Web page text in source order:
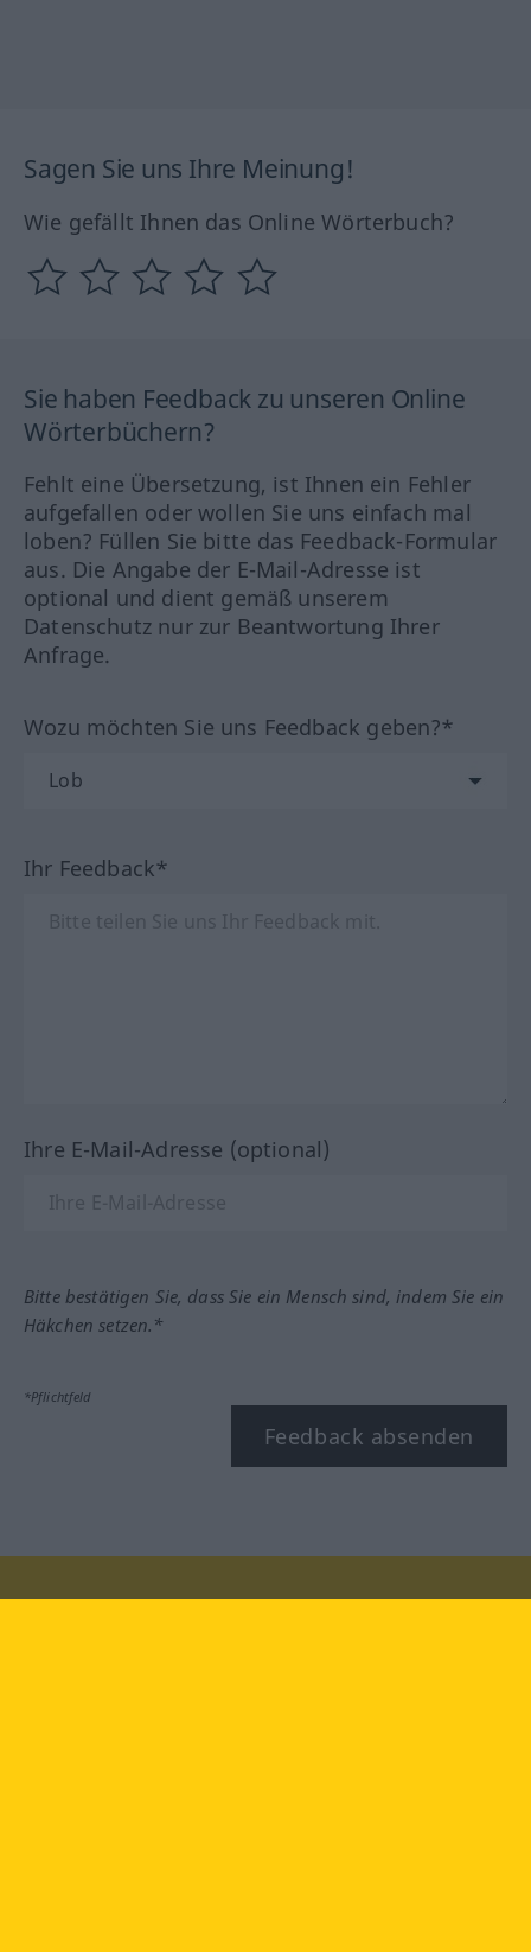
Sagen Sie uns Ihre Meinung!
Wie gefällt Ihnen das Online Wörterbuch?
Sie haben Feedback zu unseren Online
Wörterbüchern?
Fehlt eine Übersetzung, ist Ihnen ein Fehler
aufgefallen oder wollen Sie uns einfach mal
loben? Füllen Sie bitte das Feedback-Formular
aus. Die Angabe der E-Mail-Adresse ist
optional und dient gemäß unserem
Datenschutz nur zur Beantwortung Ihrer
Anfrage.
Wozu möchten Sie uns Feedback geben?*
Ihr Feedback*
Ihre E-Mail-Adresse (optional)
Bitte bestätigen Sie, dass Sie ein Mensch sind, indem Sie ein
Häkchen setzen.*
*Pflichtfeld
Feedback absenden